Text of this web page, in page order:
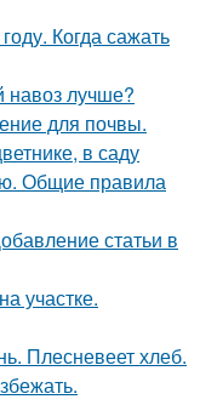
Когда сажать
навоз лучше?
для почвы.
в саду
Общие правила
статьи в
участке.
Плесневеет хлеб.